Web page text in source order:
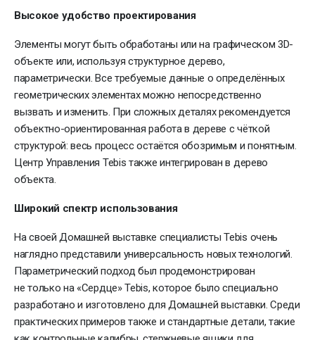
Высокое удобство проектирования
Элементы могут быть обработаны или на графическом 3D-
объекте или, используя структурное дерево,
параметрически. Все требуемые данные о определённых
геометрических элементах можно непосредственно
вызвать и изменить. При сложных деталях рекомендуется
объектно-ориентированная работа в дереве с чёткой
структурой: весь процесс остаётся обозримым и понятным.
Центр Управления Tebis также интегрирован в дерево
объекта.
Широкий спектр использования
На своей Домашней выставке специалисты Tebis очень
наглядно представили универсальность новых технологий.
Параметрический подход был продемонстрирован
не только на «Сердце» Tebis, которое было специально
разработано и изготовлено для Домашней выставки. Среди
практических примеров также и стандартные детали, такие